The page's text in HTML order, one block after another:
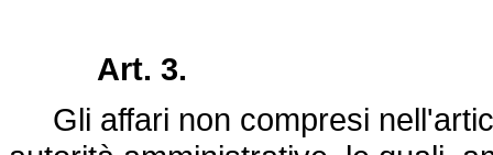
Art. 3.
Gli affari non compresi